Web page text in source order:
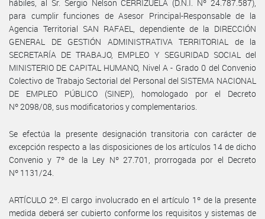
hábiles, al Sr. Sergio Nelson CERRIZUELA (D.N.I. Nº 24.787.587),
para cumplir funciones de Asesor Principal-Responsable de la
Agencia Territorial SAN RAFAEL, dependiente de la DIRECCIÓN
GENERAL DE GESTIÓN ADMINISTRATIVA TERRITORIAL de la
SECRETARÍA DE TRABAJO, EMPLEO Y SEGURIDAD SOCIAL del
MINISTERIO DE CAPITAL HUMANO, Nivel A - Grado 0 del Convenio
Colectivo de Trabajo Sectorial del Personal del SISTEMA NACIONAL
DE EMPLEO PÚBLICO (SINEP), homologado por el Decreto
Nº 2098/08, sus modificatorios y complementarios.
Se efectúa la presente designación transitoria con carácter de
excepción respecto a las disposiciones de los artículos 14 de dicho
Convenio y 7º de la Ley Nº 27.701, prorrogada por el Decreto
Nº 1131/24.
ARTÍCULO 2º. El cargo involucrado en el artículo 1º de la presente
medida deberá ser cubierto conforme los requisitos y sistemas de